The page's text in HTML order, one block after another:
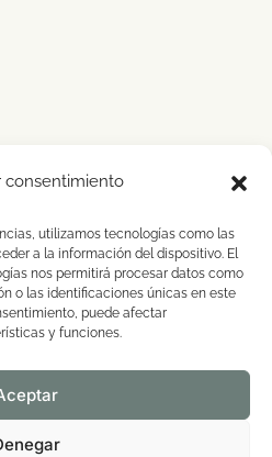
consentimiento
utilizamos tecnologías como las
a la información del dispositivo. El
nos permitirá procesar datos como
o las identificaciones únicas en este
puede afectar
y funciones.